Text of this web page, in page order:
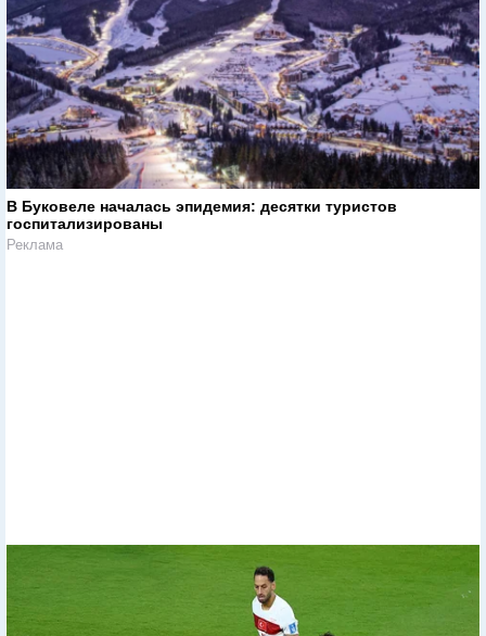
В Буковеле началась эпидемия: десятки туристов
госпитализированы
Реклама